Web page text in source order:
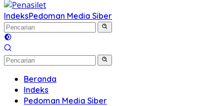
IndeksPedoman Media Siber
Beranda
Indeks
Pedoman Media Siber